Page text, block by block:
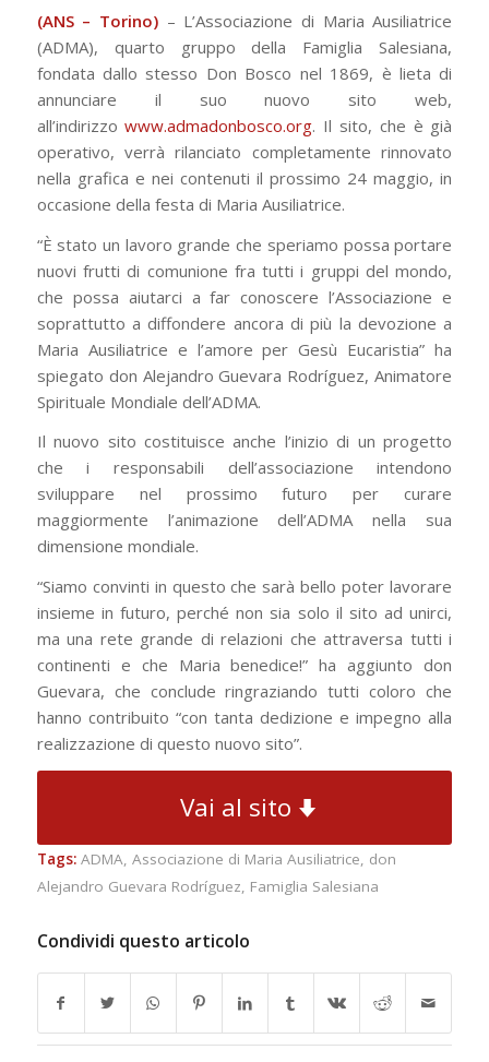
(ANS – Torino)– L’Associazione di Maria Ausiliatrice
(ADMA), quarto gruppo della Famiglia Salesiana,
fondata dallo stesso Don Bosco nel 1869, è lieta di
annunciare il suo nuovo sito web,
all’indirizzowww.admadonbosco.org. Il sito, che è già
operativo, verrà rilanciato completamente rinnovato
nella grafica e nei contenuti il prossimo 24 maggio, in
occasione della festa di Maria Ausiliatrice.
“È stato un lavoro grande che speriamo possa portare
nuovi frutti di comunione fra tutti i gruppi del mondo,
che possa aiutarci a far conoscere l’Associazione e
soprattutto a diffondere ancora di più la devozione a
Maria Ausiliatrice e l’amore per Gesù Eucaristia” ha
spiegato don Alejandro Guevara Rodríguez, Animatore
Spirituale Mondiale dell’ADMA.
Il nuovo sito costituisce anche l’inizio di un progetto
che i responsabili dell’associazione intendono
sviluppare nel prossimo futuro per curare
maggiormente l’animazione dell’ADMA nella sua
dimensione mondiale.
“Siamo convinti in questo che sarà bello poter lavorare
insieme in futuro, perché non sia solo il sito ad unirci,
ma una rete grande di relazioni che attraversa tutti i
continenti e che Maria benedice!” ha aggiunto don
Guevara, che conclude ringraziando tutti coloro che
hanno contribuito “con tanta dedizione e impegno alla
realizzazione di questo nuovo sito”.
Vai al sito
Tags: ADMA, Associazione di Maria Ausiliatrice, don
Alejandro Guevara Rodríguez, Famiglia Salesiana
Condividi questo articolo